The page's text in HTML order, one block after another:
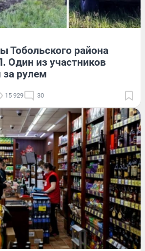
Тобольского района
Один из участников
за рулем
15 929 30